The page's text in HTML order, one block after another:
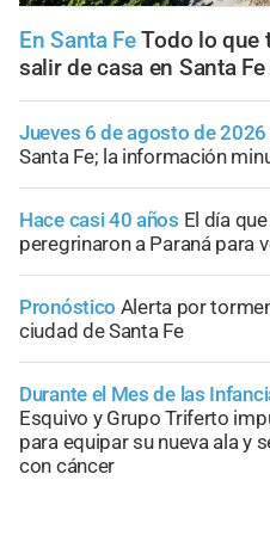
En Santa Fe Todo lo que
salir de casa en Santa
Jueves 6 de agosto de 2026
Santa Fe; la información
Hace casi 40 años El día
peregrinaron a Paraná para
Pronóstico Alerta por
ciudad de Santa Fe
Durante el Mes de las
Esquivo y Grupo Triferto
para equipar su nueva ala y
con cáncer